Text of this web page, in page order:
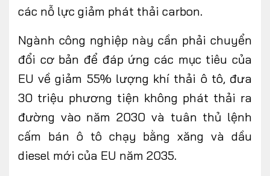
các nỗ lực giảm phát thải carbon.
Ngành công nghiệp này cần phải chuyển
đổi cơ bản để đáp ứng các mục tiêu của
EU về giảm 55% lượng khí thải ô tô, đưa
30 triệu phương tiện không phát thải ra
đường vào năm 2030 và tuân thủ lệnh
cấm bán ô tô chạy bằng xăng và dầu
diesel mới của EU năm 2035.